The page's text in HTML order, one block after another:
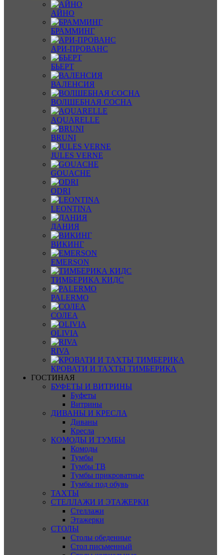
АЙНО
БРАММИНГ
АРИ-ПРОВАНС
БЬЕРТ
ВАЛЕНСИЯ
ВОЛШЕБНАЯ СОСНА
AQUARELLE
BRUNI
JULES VERNE
GOUACHE
ODRI
LEONTINA
ДАНИЯ
ВИКИНГ
EMERSON
ТИМБЕРИКА КИДС
PALERMO
СОЛЕА
OLIVIA
RIVA
КРОВАТИ И ТАХТЫ ТИМБЕРИКА
ГОСТИНАЯ
БУФЕТЫ И ВИТРИНЫ
Буфеты
Витрины
ДИВАНЫ И КРЕСЛА
Диваны
Кресла
КОМОДЫ И ТУМБЫ
Комоды
Тумбы
Тумбы ТВ
Тумбы прикроватные
Тумбы под обувь
ТАХТЫ
СТЕЛЛАЖИ И ЭТАЖЕРКИ
Стеллажи
Этажерки
СТОЛЫ
Столы обеденные
Стол письменный